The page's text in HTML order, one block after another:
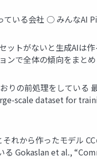
いる会社 ○ みんなAI
ットがないと生成AIは
ンで全体の傾向をまと
の前処理をしている
scale dataset for
から作ったモデル
Gokaslan et al.,